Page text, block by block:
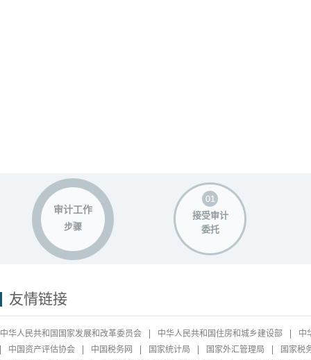
审计工作
步骤
接受审计
委托
友情链接
中华人民共和国国家发展和改革委员会 中华人民共和国住房和城乡建设部
中
中国资产评估协会
中国税务网 国家统计局 国家外汇管理局
国家税